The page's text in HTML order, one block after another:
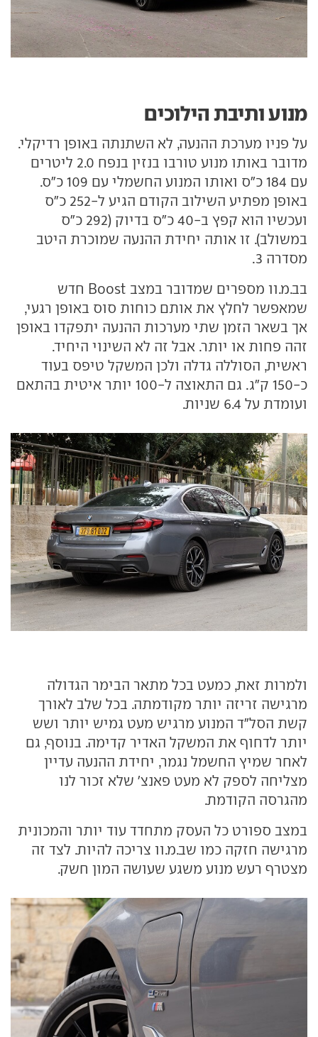
מנוע ותיבת הילוכים
על פניו מערכת ההנעה, לא השתנתה באופן רדיקלי.
מדובר באותו מנוע טורבו בנזין בנפח 2.0 ליטרים
עם 184 כ"ס ואותו המנוע החשמלי עם 109 כ"ס.
באופן מפתיע השילוב הקודם הגיע ל-252 כ"ס
ועכשיו הוא קפץ ב-40 כ"ס בדיוק (292 כ"ס
במשולב). זו אותה יחידת ההנעה שמוכרת היטב
מסדרה 3.
בב.מ.וו מספרים שמדובר במצב Boost חדש
שמאפשר לחלץ את אותם כוחות סוס באופן רגעי,
אך בשאר הזמן שתי מערכות ההנעה יתפקדו באופן
זהה פחות או יותר. אבל זה לא השינוי היחיד.
ראשית, הסוללה גדלה ולכן המשקל טיפס בעוד
כ-150 ק"ג. גם התאוצה ל-100 יותר איטית בהתאם
ועומדת על 6.4 שניות.
ולמרות זאת, כמעט בכל מתאר הבימר הגדולה
מרגישה זריזה יותר מקודמתה. בכל שלב לאורך
קשת הסל"ד המנוע מרגיש מעט גמיש יותר ושש
יותר לדחוף את המשקל האדיר קדימה. בנוסף, גם
לאחר שמיץ החשמל נגמר, יחידת ההנעה עדיין
מצליחה לספק לא מעט פאנצ' שלא זכור לנו
מהגרסה הקודמת.
במצב ספורט כל העסק מתחדד עוד יותר והמכונית
מרגישה חזקה כמו שב.מ.וו צריכה להיות. לצד זה
מצטרף רעש מנוע משגע שעושה המון חשק.